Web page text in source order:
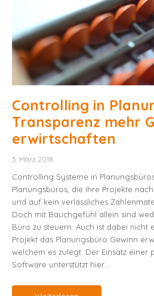
Controlling in
Transparenz mehr
erwirtschaften
5. März 2018
Controlling Systeme in
Planungsbüros, die ihre Projekte
und auf kein verlässliches
Doch mit Bauchgefühl allein sind
Büro zu steuern. Auch ist dabei nicht
Projekt das Planungsbüro Gewinn
welchem es zulegt. Der Einsatz
Software unterstützt hier…